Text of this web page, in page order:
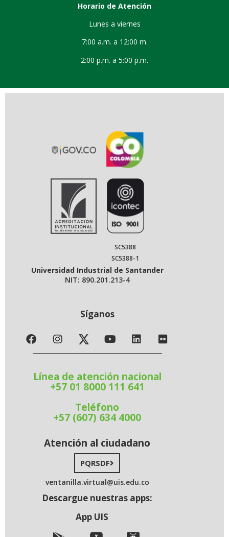
Horario de Atención
Lunes a viernes
7:00 a.m. a 12:00 m.
2:00 p.m. a 5:00 p.m.